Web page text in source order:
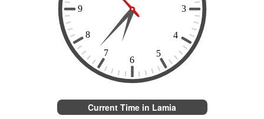
Current Time in Lamia